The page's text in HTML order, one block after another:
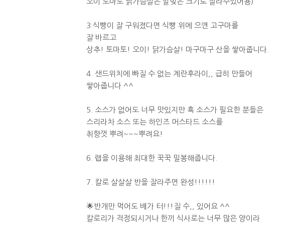
3.식빵이 잘 구워졌다면 식빵 위에 으깬 고구마를
잘 바르고
상추! 토마토! 오이! 닭가슴살! 마구마구 산을 쌓아줍니다.
4. 샌드위치에 빠질 수 없는 계란후라이,, 급히 만들어
쌓아줍니다 ^^
5. 소스가 없어도 너무 맛있지만 혹 소스가 필요한 분들은
스리라차 소스 또는 하인즈 머스타드 소스를
취향껏 뿌려~~~뿌려요!
6. 랩을 이용해 최대한 꾹꾹 밀봉해줍니다.
7. 칼로 살살살 반을 잘라주면 완성!!!!!!
🌟반개만 먹어도 배가 터!!!질 수,, 있어요 ^^
칼로리가 걱정되시거나 한끼 식사로는 너무 많은 양이라